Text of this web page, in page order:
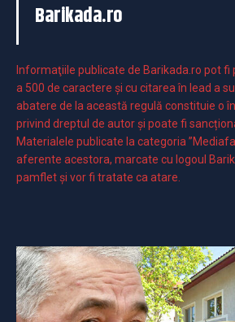
Barikada.ro
Informaţiile publicate de Barikada.ro pot
a 500 de caractere şi cu citarea în lead a
abatere de la această regulă constituie o
privind dreptul de autor și poate fi
Materialele publicate la categoria
aferente acestora, marcate cu logoul
pamflet și vor fi tratate ca atare.